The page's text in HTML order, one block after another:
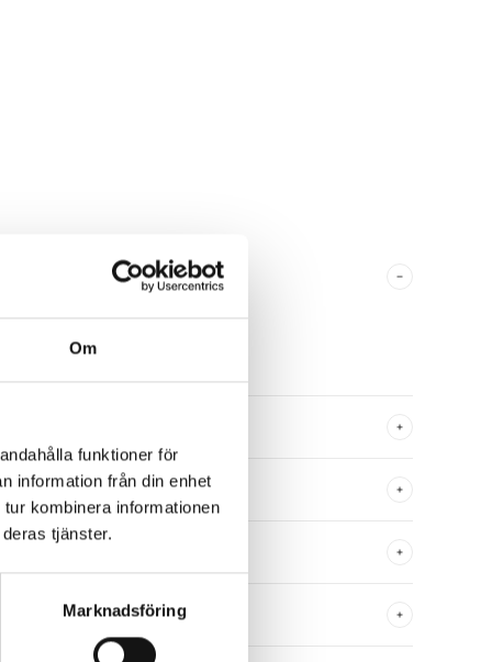
Om
funktioner för
information från din enhet
kombinera informationen
tjänster.
Marknadsföring
inför provtagningen?
men det är bra att undvika
stora mängder koffein innan